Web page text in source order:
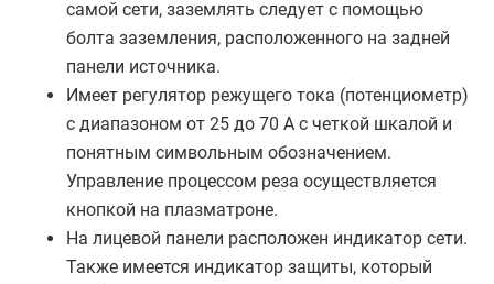
самой сети, заземлять следует с помощью
болта заземления, расположенного на задней
панели источника.
Имеет регулятор режущего тока (потенциометр)
с диапазоном от 25 до 70 А с четкой шкалой и
понятным символьным обозначением.
Управление процессом реза осуществляется
кнопкой на плазматроне.
На лицевой панели расположен индикатор сети.
Также имеется индикатор защиты, который